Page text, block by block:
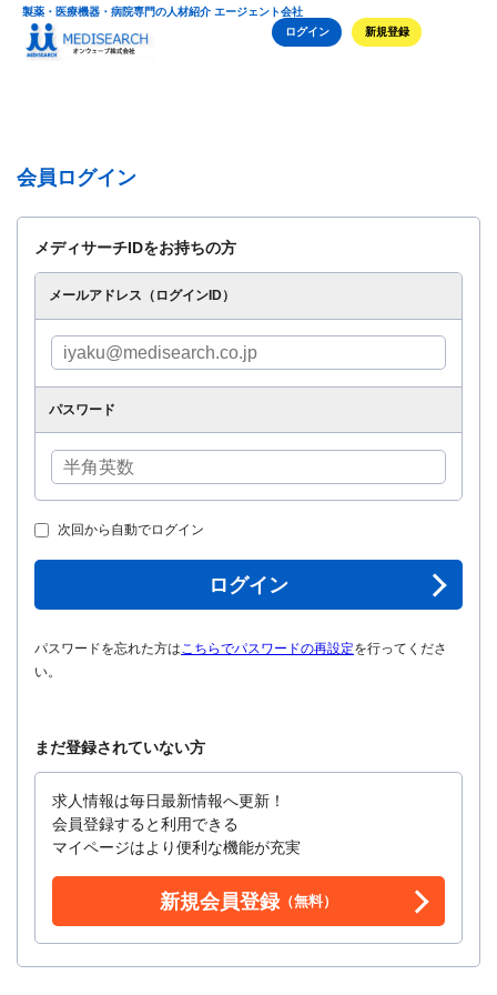
製薬・医療機器・病院専門の人材紹介 エージェント会社
ログイン
新規登録
会員ログイン
メディサーチIDをお持ちの方
メールアドレス（ログインID）
パスワード
次回から自動でログイン
ログイン
パスワードを忘れた方はこちらでパスワードの再設定を行ってくださ
い。
まだ登録されていない方
求人情報は毎日最新情報へ更新！
会員登録すると利用できる
マイページはより便利な機能が充実
新規会員登録（無料）